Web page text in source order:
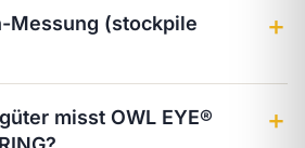
Messung (stockpile
＋
misst OWL EYE®
＋